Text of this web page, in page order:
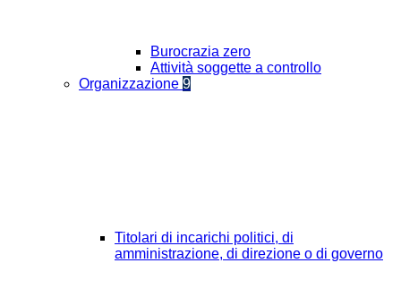
Burocrazia zero
Attività soggette a controllo
Organizzazione 9
Titolari di incarichi politici, di
amministrazione, di direzione o di governo